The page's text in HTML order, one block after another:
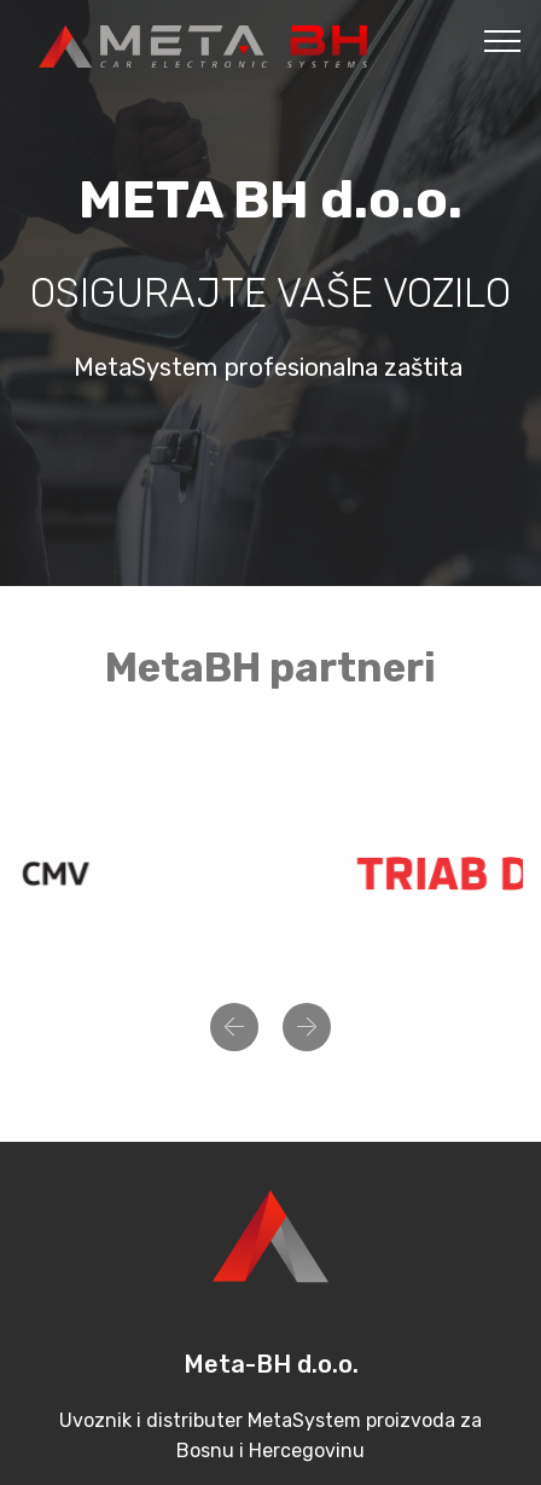
META BH d.o.o.
OSIGURAJTE VAŠE VOZILO
MetaSystem profesionalna zaštita
MetaBH partneri
PreviousNext
Meta-BH d.o.o.
Uvoznik i distributer MetaSystem proizvoda za
Bosnu i Hercegovinu